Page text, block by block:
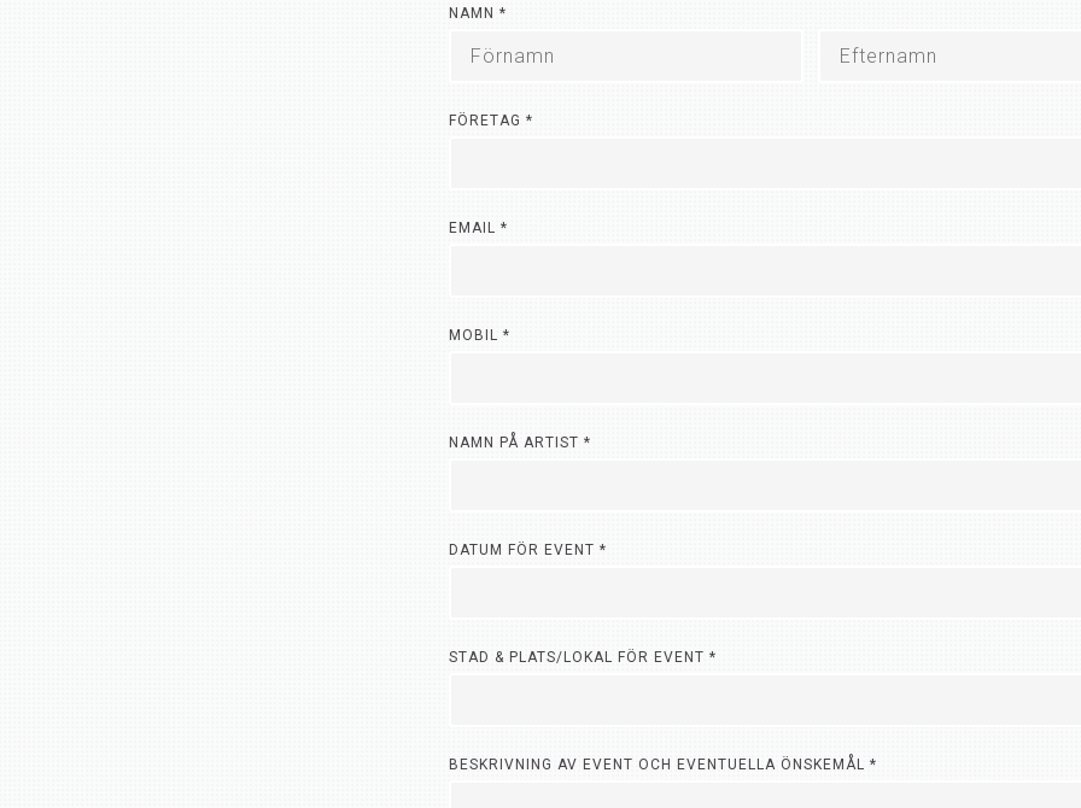
NAMN *
FÖRETAG *
EMAIL *
MOBIL *
NAMN PÅ ARTIST *
DATUM FÖR EVENT *
STAD & PLATS/LOKAL FÖR EVENT *
BESKRIVNING AV EVENT OCH EVENTUELLA ÖNSKEMÅL *